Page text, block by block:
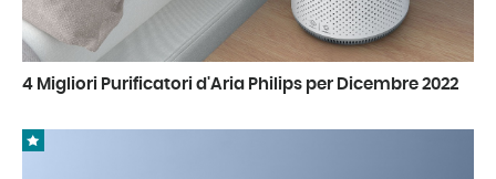
4 Migliori Purificatori d'Aria Philips per Dicembre 2022